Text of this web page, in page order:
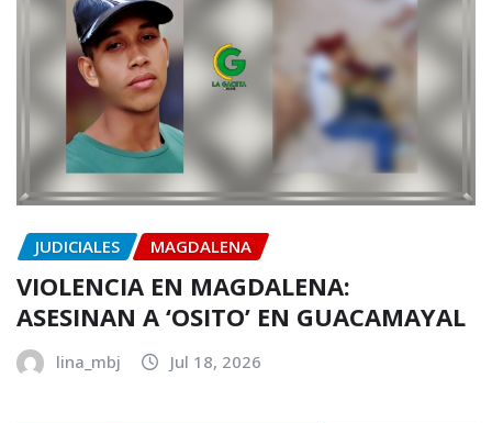
JUDICIALES MAGDALENA
VIOLENCIA EN MAGDALENA:
ASESINAN A ‘OSITO’ EN GUACAMAYAL
lina_mbj Jul 18, 2026